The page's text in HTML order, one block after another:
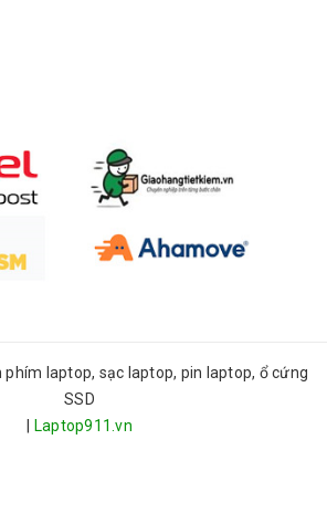
laptop, sạc laptop, pin laptop, ổ cứng
SSD
Laptop911.vn